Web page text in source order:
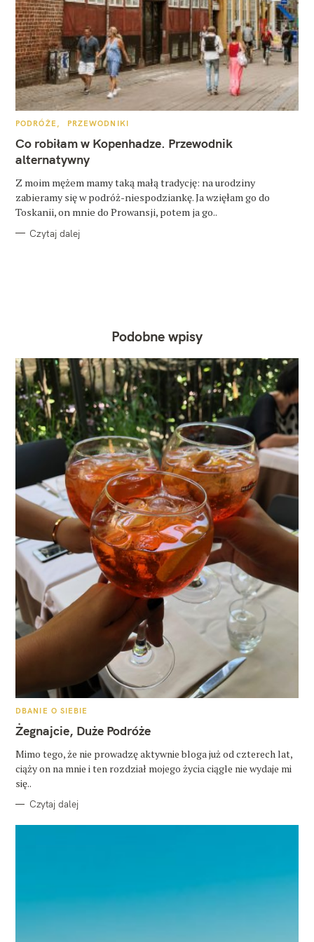
K
T
E
G
O
I
PODRÓŻE PRZEWODNIKI
Co robiłam w Kopenhadze. Przewodnik
alternatywny
Z moim mężem mamy taką małą tradycję: na urodziny
zabieramy się w podróż-niespodziankę. Ja wzięłam go do
Toskanii, on mnie do Prowansji, potem ja go..
Czytaj dalej
Podobne wpisy
K
T
E
O
R
I
DBANIE O SIEBIE
Żegnajcie, Duże Podróże
Mimo tego, że nie prowadzę aktywnie bloga już od czterech lat,
ciąży on na mnie i ten rozdział mojego życia ciągle nie wydaje mi
się..
Czytaj dalej